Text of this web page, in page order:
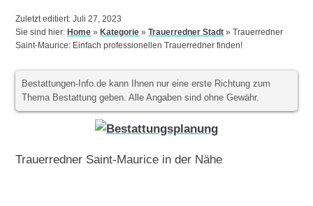
Zuletzt editiert: Juli 27, 2023
Sie sind hier: Home » Kategorie »Trauerredner Stadt »Trauerredner
Saint-Maurice: Einfach professionellen Trauerredner finden!
Bestattungen-Info.de kann Ihnen nur eine erste Richtung zum
Thema Bestattung geben. Alle Angaben sind ohne Gewähr.
Trauerredner Saint-Maurice in der Nähe